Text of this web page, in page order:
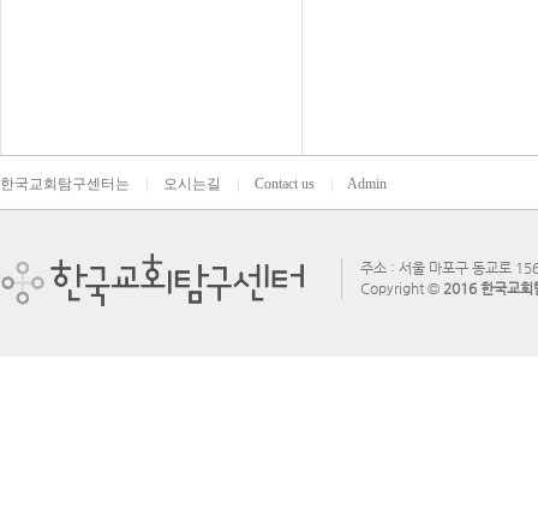
한국교회탐구센터는 오시는길 Contact us Admin
주소 : 서울 마포구 동교로
Copyright © 2016 한국교회